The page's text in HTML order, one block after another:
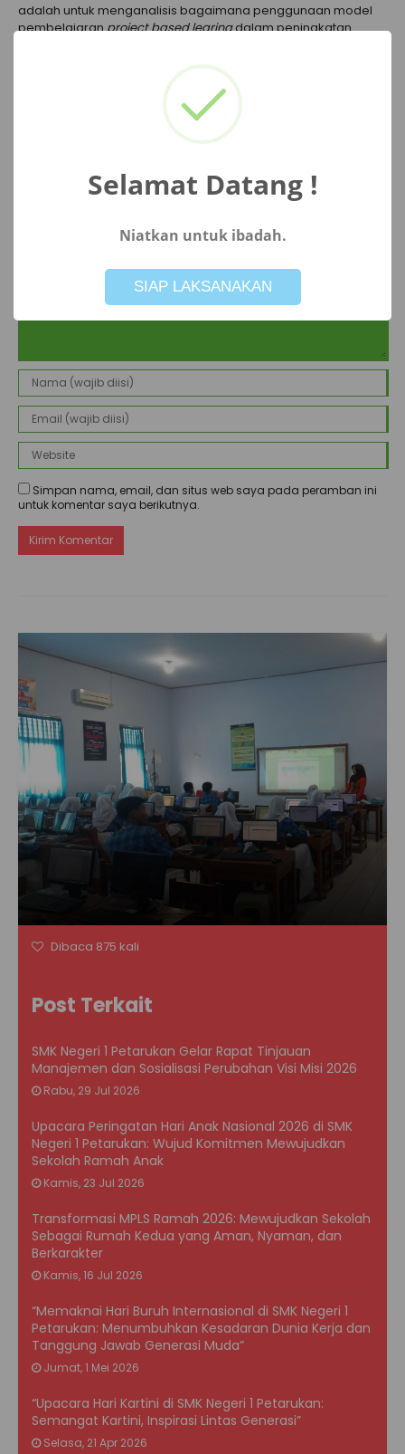
adalah untuk menganalisis bagaimana penggunaan model
pembelajaranproject based learingdalam peningkatan
untuk melihat jurnal lebih lengkapnya silahkan
Artikel ini memiliki
Beri Komentar
Simpan nama, email, dan situs web saya pada peramban ini
untuk komentar saya berikutnya.
Dibaca 875 kali
Post Terkait
SMK Negeri 1 Petarukan Gelar Rapat Tinjauan
Manajemen dan Sosialisasi Perubahan Visi Misi 2026
Rabu, 29 Jul 2026
Upacara Peringatan Hari Anak Nasional 2026 di SMK
Negeri 1 Petarukan: Wujud Komitmen Mewujudkan
Sekolah Ramah Anak
Kamis, 23 Jul 2026
Transformasi MPLS Ramah 2026: Mewujudkan Sekolah
Sebagai Rumah Kedua yang Aman, Nyaman, dan
Berkarakter
Kamis, 16 Jul 2026
“Memaknai Hari Buruh Internasional di SMK Negeri 1
Petarukan: Menumbuhkan Kesadaran Dunia Kerja dan
Tanggung Jawab Generasi Muda”
Jumat, 1 Mei 2026
“Upacara Hari Kartini di SMK Negeri 1 Petarukan:
Semangat Kartini, Inspirasi Lintas Generasi”
Selasa, 21 Apr 2026
Selamat Datang !
Niatkan untuk ibadah.
SIAP LAKSANAKAN